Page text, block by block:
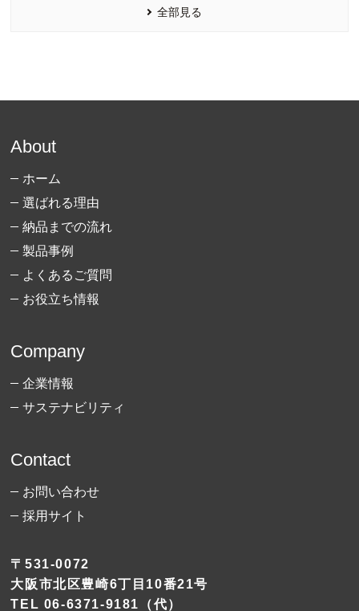
全部見る
〒531-0072
大阪市北区豊崎6丁目10番21号
TEL 06-6371-9181 （代）
About
ホーム
選ばれる理由
納品までの流れ
製品事例
よくあるご質問
お役立ち情報
Company
企業情報
サステナビリティ
Contact
お問い合わせ
採用サイト